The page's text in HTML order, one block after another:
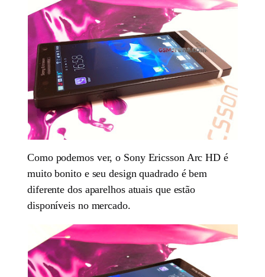
Como podemos ver, o Sony Ericsson Arc HD é
muito bonito e seu design quadrado é bem
diferente dos aparelhos atuais que estão
disponíveis no mercado.